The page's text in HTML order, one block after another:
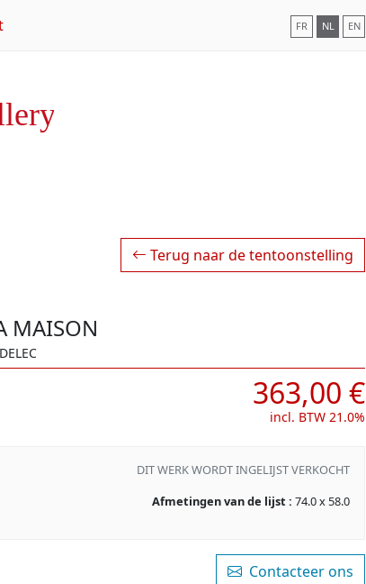
FR NL EN
Terug naar de tentoonstelling
MAISON
363,00 €
incl. BTW 21.0%
DIT WERK WORDT INGELIJST VERKOCHT
Afmetingen van de lijst : 74.0 x 58.0
Contacteer ons